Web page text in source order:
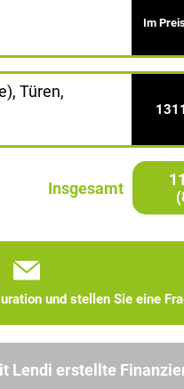
Im
Türen,
Insgesamt
und stellen Sie eine
Lendi erstellte